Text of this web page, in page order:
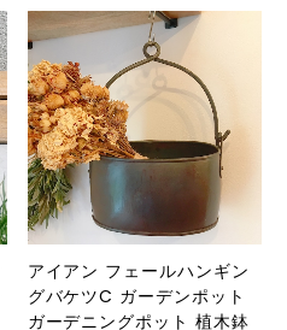
アイアン フェールハンギン
グバケツC ガーデンポット
ガーデニングポット 植木鉢